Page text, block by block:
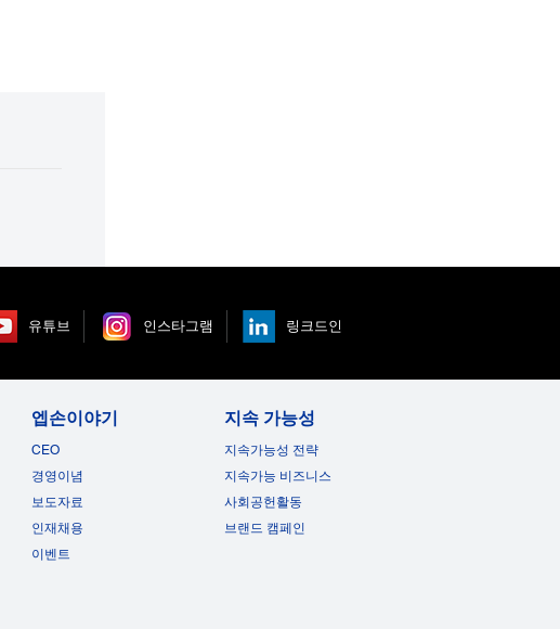
유튜브 인스타그램 링크드인
엡손이야기
CEO
경영이념
보도자료
인재채용
이벤트
지속 가능성
지속가능성 전략
지속가능 비즈니스
사회공헌활동
브랜드 캠페인